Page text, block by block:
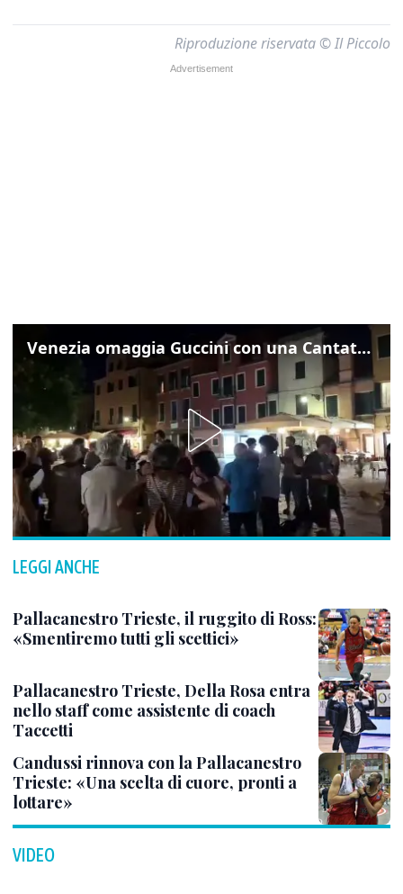
Riproduzione riservata © Il Piccolo
Venezia omaggia Guccini con una Cantata Anarchica in campo Santa Margherita
LEGGI ANCHE
Pallacanestro Trieste, il ruggito di Ross:
«Smentiremo tutti gli scettici»
Pallacanestro Trieste, Della Rosa entra
nello staff come assistente di coach
Taccetti
Candussi rinnova con la Pallacanestro
Trieste: «Una scelta di cuore, pronti a
lottare»
VIDEO